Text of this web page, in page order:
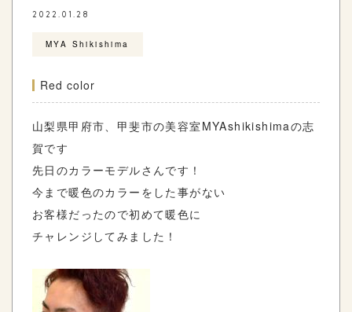
2022.01.28
MYA Shikishima
Red color
山梨県甲府市、甲斐市の美容室 MYAshikishimaの志
賀です
先日のカラーモデルさんです！
今まで暖色のカラーをした事がない
お客様だったので初めて暖色に
チャレンジしてみました！